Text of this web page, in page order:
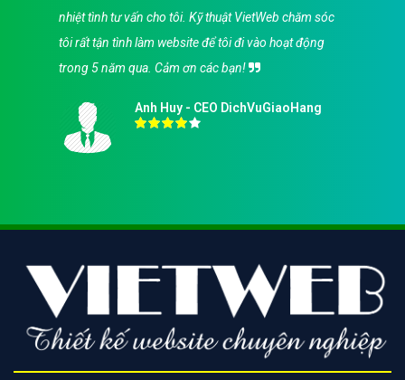
nhiệt tình tư vấn cho tôi. Kỹ thuật VietWeb chăm sóc
tôi rất tận tình làm website để tôi đi vào hoạt động
trong 5 năm qua. Cảm ơn các bạn!
Anh Huy - CEO DichVuGiaoHang